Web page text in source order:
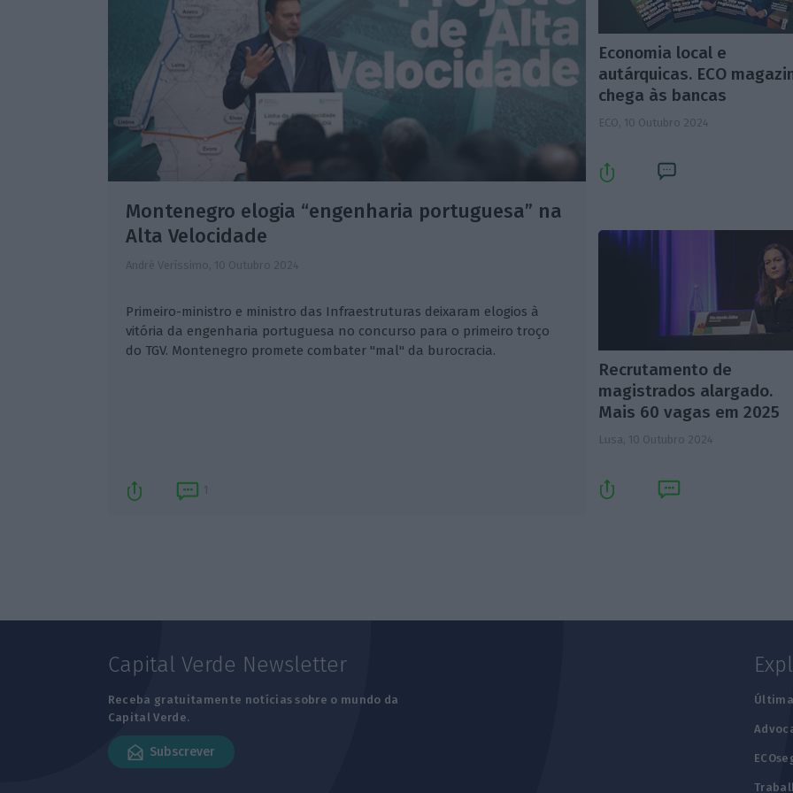
Montenegro elogia “engenharia portuguesa” na
Alta Velocidade
André Veríssimo, 10 Outubro 2024
Primeiro-ministro e ministro das Infraestruturas deixaram elogios à
vitória da engenharia portuguesa no concurso para o primeiro troço
do TGV. Montenegro promete combater "mal" da burocracia.
Economia local e
autárquicas. ECO
chega às bancas
ECO, 10 Outubro 2024
Recrutamento de
magistrados alargado.
Mais 60 vagas em 2025
Lusa, 10 Outubro 2024
Capital Verde Newsletter
Receba gratuitamente notícias sobre o mundo da
Capital Verde.
Subscrever